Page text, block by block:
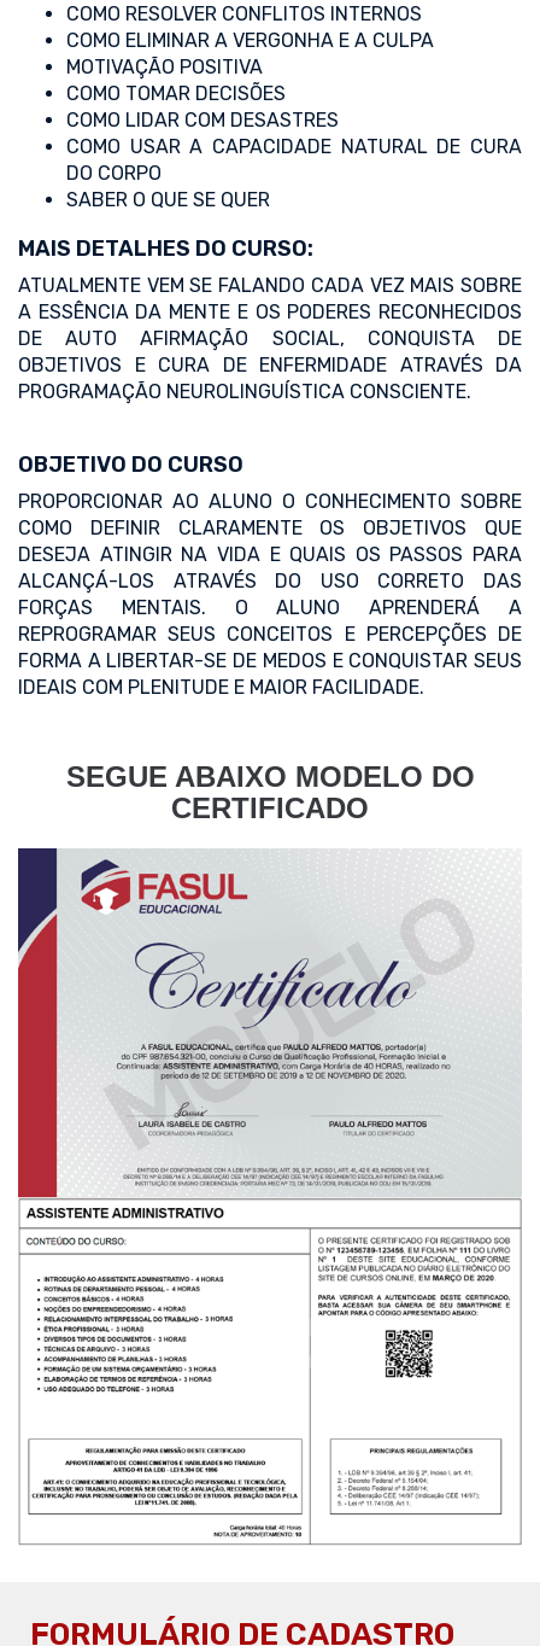
COMO RESOLVER CONFLITOS INTERNOS
COMO ELIMINAR A VERGONHA E A CULPA
MOTIVAÇÃO POSITIVA
COMO TOMAR DECISÕES
COMO LIDAR COM DESASTRES
COMO USAR A CAPACIDADE NATURAL DE CURA
DO CORPO
SABER O QUE SE QUER
MAIS DETALHES DO CURSO:
ATUALMENTE VEM SE FALANDO CADA VEZ MAIS SOBRE
A ESSÊNCIA DA MENTE E OS PODERES RECONHECIDOS
DE AUTO AFIRMAÇÃO SOCIAL, CONQUISTA DE
OBJETIVOS E CURA DE ENFERMIDADE ATRAVÉS DA
PROGRAMAÇÃO NEUROLINGUÍSTICA CONSCIENTE.
OBJETIVO DO CURSO
PROPORCIONAR AO ALUNO O CONHECIMENTO SOBRE
COMO DEFINIR CLARAMENTE OS OBJETIVOS QUE
DESEJA ATINGIR NA VIDA E QUAIS OS PASSOS PARA
ALCANÇÁ-LOS ATRAVÉS DO USO CORRETO DAS
FORÇAS MENTAIS. O ALUNO APRENDERÁ A
REPROGRAMAR SEUS CONCEITOS E PERCEPÇÕES DE
FORMA A LIBERTAR-SE DE MEDOS E CONQUISTAR SEUS
IDEAIS COM PLENITUDE E MAIOR FACILIDADE.
SEGUE ABAIXO MODELO DO
CERTIFICADO
FORMULÁRIO DE CADASTRO